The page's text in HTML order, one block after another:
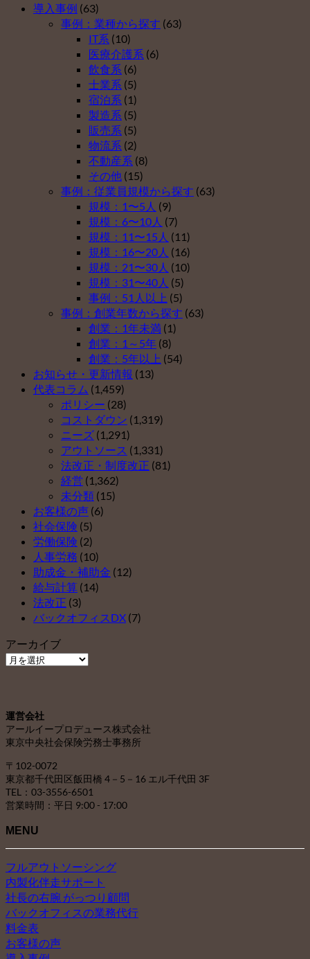
年
金
を
導
入
し
な
い
理
由
ベ
ス
ト
５
（そ
の
４）
は
確
定
拠
出
年
金
を
導
入
し
な
い
理
由
ベ
ス
ト
５
（そ
の
３）
は
企
業
型
確
定
拠
出
年
金
を
導
入
し
な
い
理
由
ベ
ス
ト
５
（そ
の
２）
は
導入事例 (63)
事例：業種から探す (63)
IT系 (10)
医療介護系 (6)
飲食系 (6)
士業系 (5)
宿泊系 (1)
製造系 (5)
販売系 (5)
物流系 (2)
不動産系 (8)
その他 (15)
事例：従業員規模から探す (63)
規模：1〜5人 (9)
規模：6〜10人 (7)
規模：11〜15人 (11)
規模：16〜20人 (16)
規模：21〜30人 (10)
規模：31〜40人 (5)
事例：51人以上 (5)
事例：創業年数から探す (63)
創業：1年未満 (1)
創業：1～5年 (8)
創業：5年以上 (54)
お知らせ・更新情報 (13)
代表コラム (1,459)
ポリシー (28)
コストダウン (1,319)
ニーズ (1,291)
アウトソース (1,331)
法改正・制度改正 (81)
経営 (1,362)
未分類 (15)
お客様の声 (6)
社会保険 (5)
労働保険 (2)
人事労務 (10)
助成金・補助金 (12)
給与計算 (14)
法改正 (3)
バックオフィスDX (7)
アーカイブ
ア
ブ
運営会社
アールイープロデュース株式会社
東京中央社会保険労務士事務所
〒102-0072
東京都千代田区飯田橋 4－5－16 エル千代田 3F
TEL：03-3556-6501
営業時間：平日 9:00 - 17:00
MENU
フルアウトソーシング
内製化伴走サポート
社長の右腕 がっつり顧問
バックオフィスの業務代行
料金表
お客様の声